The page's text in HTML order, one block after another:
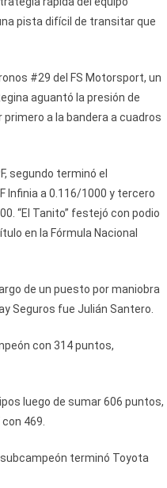
pista difícil de transitar que
#29 del FS Motorsport, un
aguantó la presión de
primero a la bandera a cuadros
segundo terminó el
Infinia a 0.116/1000 y tercero
“El Tanito” festejó con podio
en la Fórmula Nacional
de un puesto por maniobra
Seguros fue Julián Santero.
con 314 puntos,
luego de sumar 606 puntos,
469.
terminó Toyota